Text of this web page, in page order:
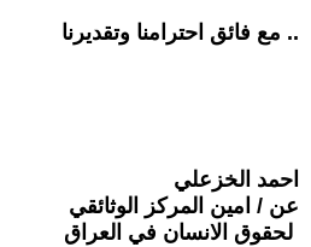
.. مع فائق احترامنا وتقديرنا
احمد الخزعلي
عن / امين المركز الوثائقي
لحقوق الانسان في العراق